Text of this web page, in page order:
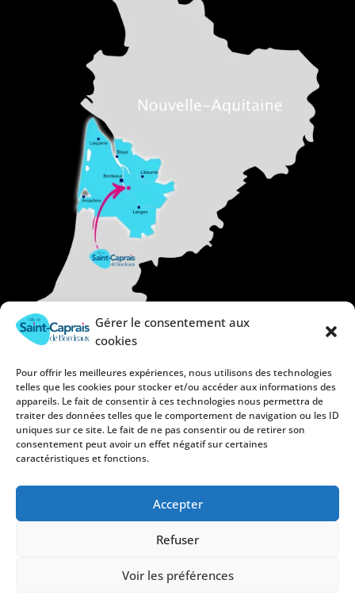
Gérer le consentement aux
cookies
Pour offrir les meilleures expériences, nous utilisons des technologies
telles que les cookies pour stocker et/ou accéder aux informations des
appareils. Le fait de consentir à ces technologies nous permettra de
traiter des données telles que le comportement de navigation ou les ID
uniques sur ce site. Le fait de ne pas consentir ou de retirer son
consentement peut avoir un effet négatif sur certaines
caractéristiques et fonctions.
Accepter
Refuser
Voir les préférences
Politique de confidentialité